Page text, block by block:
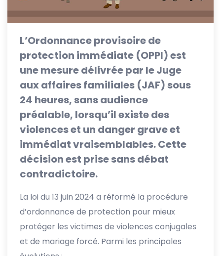
L’Ordonnance provisoire de
protection immédiate (OPPI) est
une mesure délivrée par le Juge
aux affaires familiales (JAF) sous
24 heures, sans audience
préalable, lorsqu’il existe des
violences et un danger grave et
immédiat vraisemblables. Cette
décision est prise sans débat
contradictoire.
La loi du 13 juin 2024 a réformé la procédure
d’ordonnance de protection pour mieux
protéger les victimes de violences conjugales
et de mariage forcé. Parmi les principales